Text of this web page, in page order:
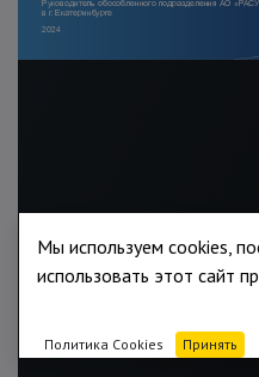
Мы используем cookies,
использовать этот сайт
Политика Cookies Принять